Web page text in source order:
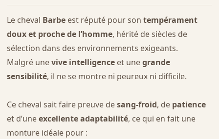
Le cheval Barbeest réputé pour son tempérament
doux et proche de l’homme, hérité de siècles de
sélection dans des environnements exigeants.
Malgré unevive intelligenceet unegrande
sensibilité, il ne se montre ni peureux ni difficile.
Ce cheval sait faire preuve desang-froid, de patience
et d’uneexcellente adaptabilité, ce qui en fait une
monture idéale pour :